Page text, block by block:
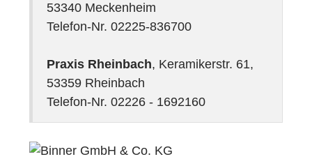
53340 Meckenheim
Telefon-Nr. 02225-836700
Praxis Rheinbach, Keramikerstr. 61,
53359 Rheinbach
Telefon-Nr. 02226 - 1692160